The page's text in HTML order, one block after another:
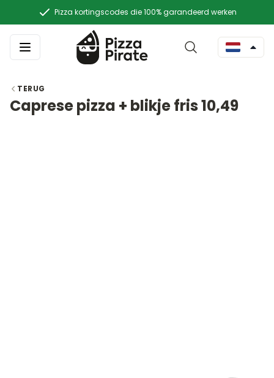
Pizza kortingscodes die 100% garandeerd werken
TERUG
Caprese pizza + blikje fris 10,49